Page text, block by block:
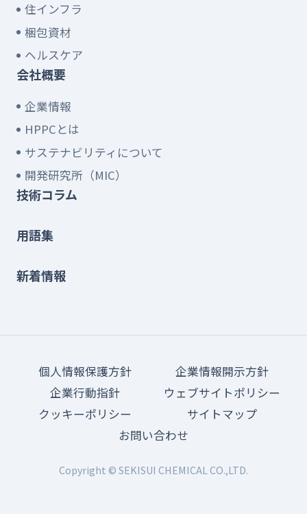
住インフラ
梱包資材
ヘルスケア
会社概要
企業情報
HPPCとは
サステナビリティについて
開発研究所（MIC）
技術コラム
用語集
新着情報
個人情報保護方針
企業情報開示方針
企業行動指針
ウェブサイトポリシー
クッキーポリシー
サイトマップ
お問い合わせ
Copyright © SEKISUI CHEMICAL CO.,LTD.